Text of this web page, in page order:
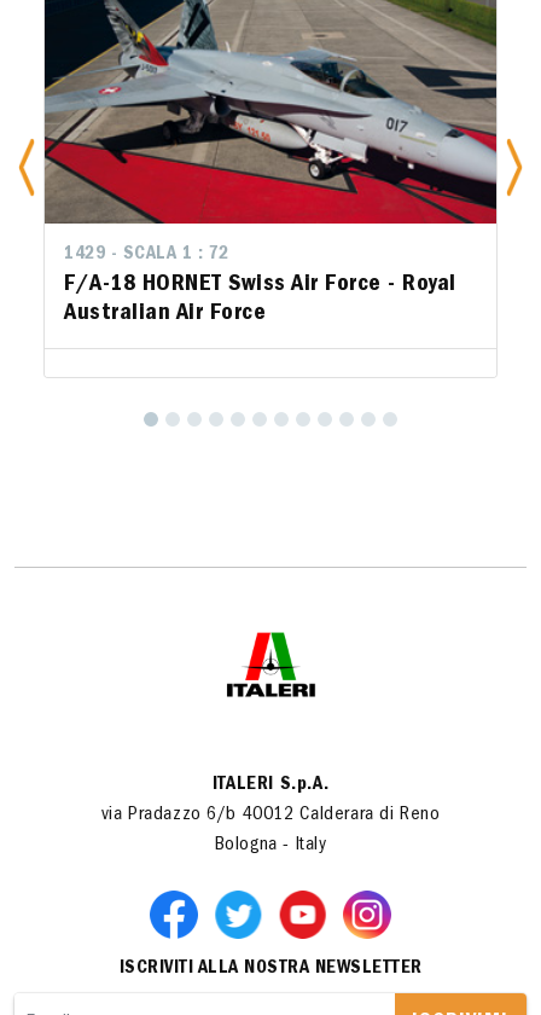
1429 - SCALA 1 : 72
F/A-18 HORNET Swiss Air Force - Royal
Australian Air Force
ITALERI S.p.A.
via Pradazzo 6/b 40012 Calderara di Reno
Bologna - Italy
ISCRIVITI ALLA NOSTRA NEWSLETTER